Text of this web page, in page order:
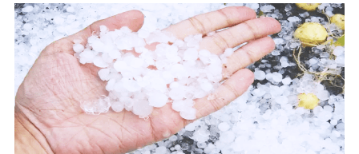
た維持管理等の委託業務遂行のため、またそれらに付帯、関
連する当社および提携会社のサービスを案内、提供するため
（なお、当社は複数の保険会社と取引があり、取得した個人
情報を取引のある他の保険会社の商品・サービスをご提案す
るために利用させていただくことがあります。）
上記に係る連絡・手続き・管理等付帯業務を行うため
3.セミナー募集サイトから取得した個人情報
各種セミナーの案内、開催のため